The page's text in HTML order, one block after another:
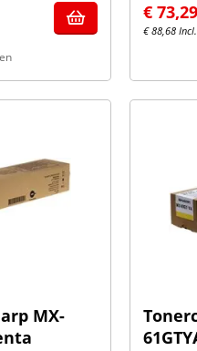
€ 73,29
€88,68
MX-